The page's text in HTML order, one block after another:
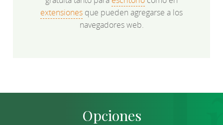
extensiones que pueden agregarse a los
navegadores web.
Opciones